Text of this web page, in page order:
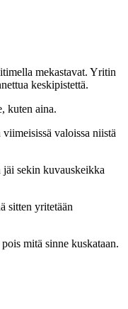
mekastavat. Yritin
keskipistettä.
kuten aina.
valoissa niistä
sekin kuvauskeikka
sitten yritetään
mitä sinne kuskataan.